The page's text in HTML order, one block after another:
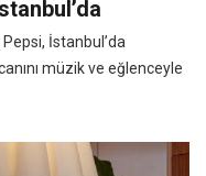
İstanbul’da
müzik ve eğlenceyle